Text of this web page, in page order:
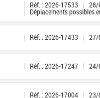
Réf. : 2026-17533 28/
Déplacements possibles
Réf. : 2026-17433 27/
Réf. : 2026-17247 24/
Réf. : 2026-17004 23/